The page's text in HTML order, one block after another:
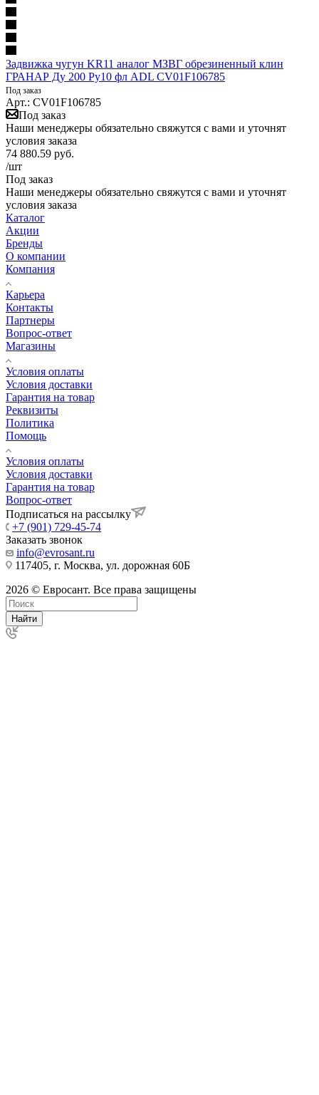
Задвижка чугун KR11 аналог МЗВГ обрезиненный клин
ГРАНАР Ду 200 Ру10 фл ADL CV01F106785
Под заказ
Арт.: CV01F106785
Под заказ
Наши менеджеры обязательно свяжутся с вами и уточнят
условия заказа
74 880.59 руб.
/шт
Под заказ
Наши менеджеры обязательно свяжутся с вами и уточнят
условия заказа
Каталог
Акции
Бренды
О компании
Компания
Карьера
Контакты
Партнеры
Вопрос-ответ
Магазины
Условия оплаты
Условия доставки
Гарантия на товар
Реквизиты
Политика
Помощь
Условия оплаты
Условия доставки
Гарантия на товар
Вопрос-ответ
Подписаться на рассылку
+7 (901) 729-45-74
Заказать звонок
info@evrosant.ru
117405, г. Москва, ул. дорожная 60Б
2026 © Евросант. Все права защищены
Найти